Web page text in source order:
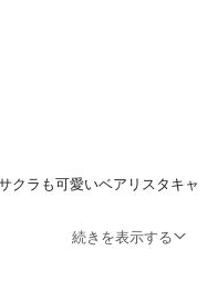
クラも可愛いベアリスタキャ
ップです。続きを表示する